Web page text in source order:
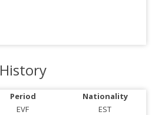
History
Period
Nationality
EVF
EST